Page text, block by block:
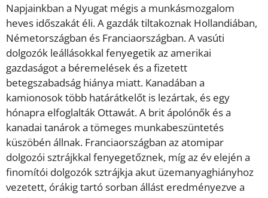
Napjainkban a Nyugat mégis a munkásmozgalom
heves időszakát éli. A gazdák tiltakoznak Hollandiában,
Németországban és Franciaországban. A vasúti
dolgozók leállásokkal fenyegetik az amerikai
gazdaságot a béremelések és a fizetett
betegszabadság hiánya miatt. Kanadában a
kamionosok több határátkelőt is lezártak, és egy
hónapra elfoglalták Ottawát. A brit ápolónők és a
kanadai tanárok a tömeges munkabeszüntetés
küszöbén állnak. Franciaországban az atomipar
dolgozói sztrájkkal fenyegetőznek, míg az év elején a
finomítói dolgozók sztrájkja akut üzemanyaghiányhoz
vezetett, órákig tartó sorban állást eredményezve a